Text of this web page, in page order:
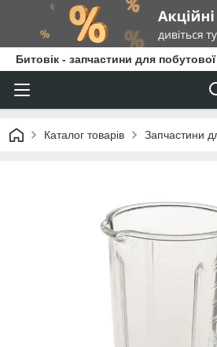
Битовік - запчастини для побутової
Каталог товарів Запчастини